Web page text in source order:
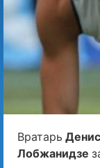
Вратарь
Лобжанидзе